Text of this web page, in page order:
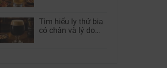
Check-in và giữ
chân khách hàng
Tìm hiểu ly thử bia
có chân và lý do